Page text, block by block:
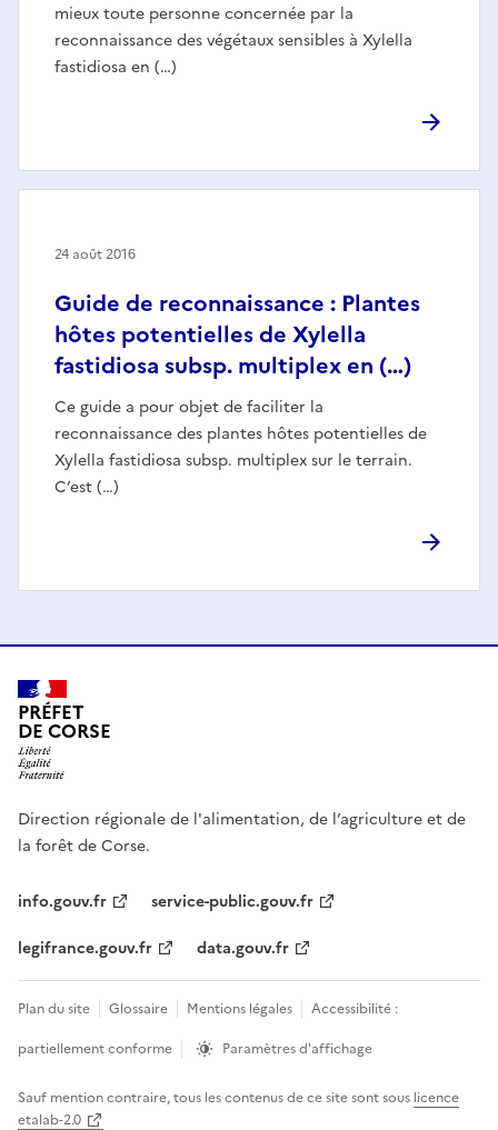
mieux toute personne concernée par la
reconnaissance des végétaux sensibles à Xylella
fastidiosa en (…)
Guide de reconnaissance : Plantes
hôtes potentielles de Xylella
fastidiosa subsp. multiplex en (…)
Ce guide a pour objet de faciliter la
reconnaissance des plantes hôtes potentielles de
Xylella fastidiosa subsp. multiplex sur le terrain.
C’est (…)
24 août 2016
PRÉFET
DE CORSE
Direction régionale de l'alimentation, de l’agriculture et de
la forêt de Corse.
info.gouv.fr
service-public.gouv.fr
legifrance.gouv.fr
data.gouv.fr
Plan du site Glossaire Mentions légales
Accessibilité :
partiellement conforme
Paramètres d'affichage
Sauf mention contraire, tous les contenus de ce site sont sous licence
etalab-2.0